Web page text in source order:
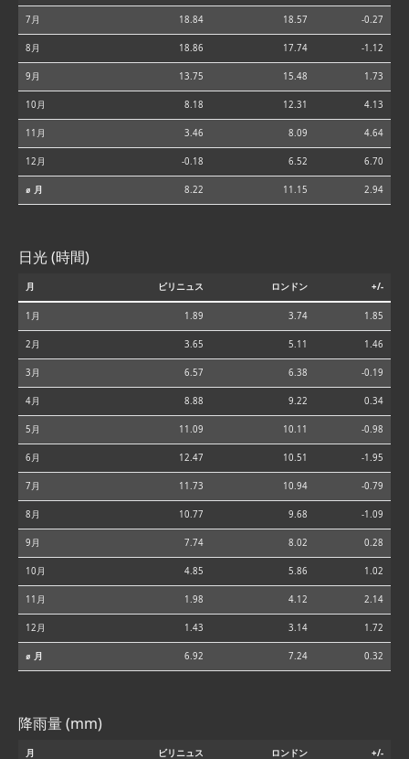
7月 18.84 18.57 -0.27
8月 18.86 17.74 -1.12
9月 13.75 15.48 1.73
10月 8.18 12.31 4.13
11月 3.46 8.09 4.64
12月 -0.18 6.52 6.70
⌀ 月 8.22 11.15 2.94
日光 (時間)
月 ビリニュス ロンドン +/-
1月 1.89 3.74 1.85
2月 3.65 5.11 1.46
3月 6.57 6.38 -0.19
4月 8.88 9.22 0.34
5月 11.09 10.11 -0.98
6月 12.47 10.51 -1.95
7月 11.73 10.94 -0.79
8月 10.77 9.68 -1.09
9月 7.74 8.02 0.28
10月 4.85 5.86 1.02
11月 1.98 4.12 2.14
12月 1.43 3.14 1.72
⌀ 月 6.92 7.24 0.32
降雨量 (mm)
月 ビリニュス ロンドン +/-